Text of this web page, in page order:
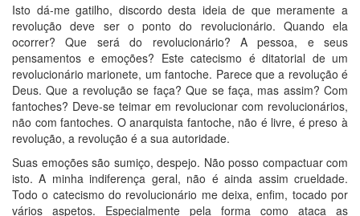
Isto dá-me gatilho, discordo desta ideia de que meramente a
revolução deve ser o ponto do revolucionário. Quando ela
ocorrer? Que será do revolucionário? A pessoa, e seus
pensamentos e emoções? Este catecismo é ditatorial de um
revolucionário marionete, um fantoche. Parece que a revolução é
Deus. Que a revolução se faça? Que se faça, mas assim? Com
fantoches? Deve-se teimar em revolucionar com revolucionários,
não com fantoches. O anarquista fantoche, não é livre, é preso à
revolução, a revolução é a sua autoridade.
Suas emoções são sumiço, despejo. Não posso compactuar com
isto. A minha indiferença geral, não é ainda assim crueldade.
Todo o catecismo do revolucionário me deixa, enfim, tocado por
vários aspetos. Especialmente pela forma como ataca as